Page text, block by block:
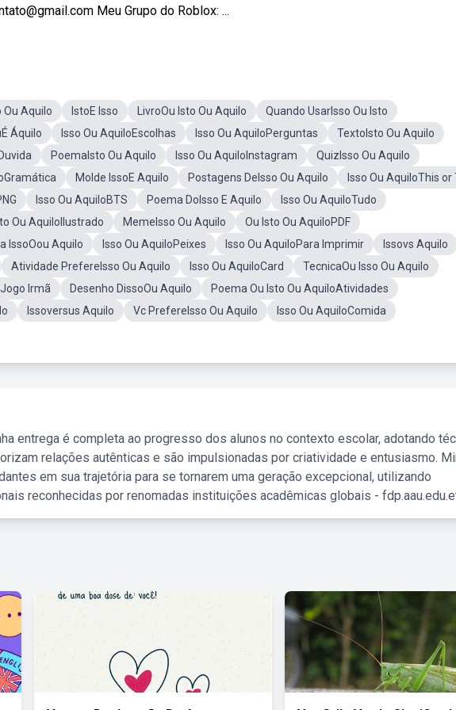
Meu Grupo do Roblox: ...
Ou Aquilo IstoE Isso LivroOu Isto Ou Aquilo
Quando UsarIsso Ou Isto
Áquilo Isso Ou AquiloEscolhas Isso Ou AquiloPerguntas
TextoIsto Ou Aquilo
PoemaIsto Ou Aquilo Isso Ou AquiloInstagram
QuizIsso Ou Aquilo
Molde IssoE Aquilo Postagens DeIsso Ou Aquilo
Isso Ou AquiloThis or
Isso Ou AquiloBTS Poema DoIsso E Aquilo
Isso Ou AquiloTudo
Ou AquiloIlustrado MemeIsso Ou Aquilo
Ou Isto Ou AquiloPDF
IssoOou Aquilo Isso Ou AquiloPeixes Isso Ou AquiloPara Imprimir
Issovs Aquilo
Atividade PrefereIsso Ou Aquilo Isso Ou AquiloCard
TecnicaOu Isso Ou Aquilo
Irmã Desenho DissoOu Aquilo
Poema Ou Isto Ou AquiloAtividades
Issoversus Aquilo Vc PrefereIsso Ou Aquilo
Isso Ou AquiloComida
entrega é completa ao progresso dos alunos no contexto escolar, adotando
relações autênticas e são impulsionadas por criatividade e entusiasmo.
em sua trajetória para se tornarem uma geração excepcional, utilizando
reconhecidas por renomadas instituições acadêmicas globais -